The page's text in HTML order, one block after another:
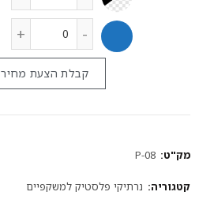
קבלת הצעת מחיר
מק"ט: P-08
קטגוריה: נרתיקי פלסטיק למשקפיים